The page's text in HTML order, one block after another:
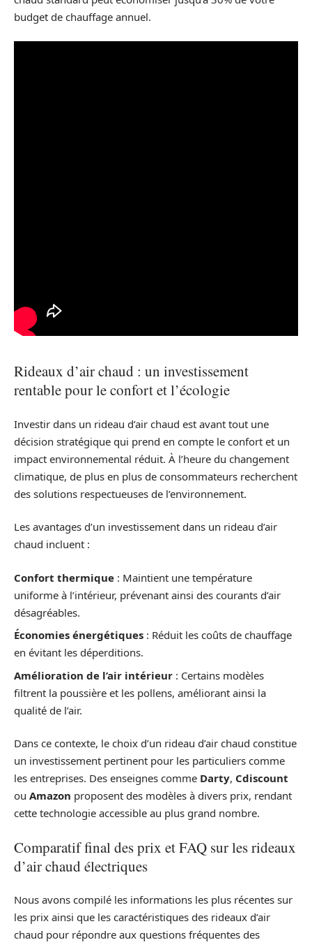
budget de chauffage annuel.
Rideaux d’air chaud : un investissement
rentable pour le confort et l’écologie
Investir dans un rideau d’air chaud est avant tout une
décision stratégique qui prend en compte le confort et un
impact environnemental réduit. À l’heure du changement
climatique, de plus en plus de consommateurs recherchent
des solutions respectueuses de l’environnement.
Les avantages d’un investissement dans un rideau d’air
chaud incluent :
Confort thermique : Maintient une température
uniforme à l’intérieur, prévenant ainsi des courants d’air
désagréables.
Économies énergétiques : Réduit les coûts de chauffage
en évitant les déperditions.
Amélioration de l’air intérieur : Certains modèles
filtrent la poussière et les pollens, améliorant ainsi la
qualité de l’air.
Dans ce contexte, le choix d’un rideau d’air chaud constitue
un investissement pertinent pour les particuliers comme
les entreprises. Des enseignes comme Darty, Cdiscount
ou Amazon proposent des modèles à divers prix, rendant
cette technologie accessible au plus grand nombre.
Comparatif final des prix et FAQ sur les rideaux
d’air chaud électriques
Nous avons compilé les informations les plus récentes sur
les prix ainsi que les caractéristiques des rideaux d’air
chaud pour répondre aux questions fréquentes des